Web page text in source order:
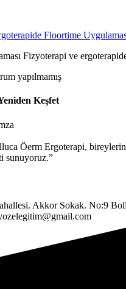
Floortime
Fizyoterapi ve
yapılmamış
Keşfet
Öerm Ergoterapi, bireylerin
sunuyoruz.”
Akkor Sokak. No:9